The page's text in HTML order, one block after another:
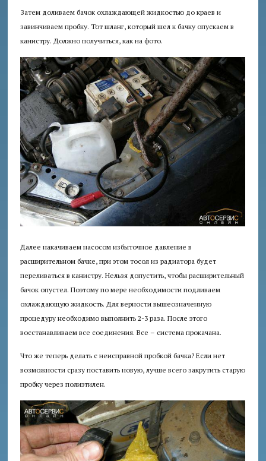
Затем доливаем бачок охлаждающей жидкостью до краев и
завинчиваем пробку. Тот шланг, который шел к бачку опускаем в
канистру. Должно получиться, как на фото.
Далее накачиваем насосом избыточное давление в
расширительном бачке, при этом тосол из радиатора будет
переливаться в канистру. Нельзя допустить, чтобы расширительный
бачок опустел. Поэтому по мере необходимости подливаем
охлаждающую жидкость. Для верности вышеозначенную
процедуру необходимо выполнить 2-3 раза. После этого
восстанавливаем все соединения. Все – система прокачана.
Что же теперь делать с неисправной пробкой бачка? Если нет
возможности сразу поставить новую, лучше всего закрутить старую
пробку через полиэтилен.